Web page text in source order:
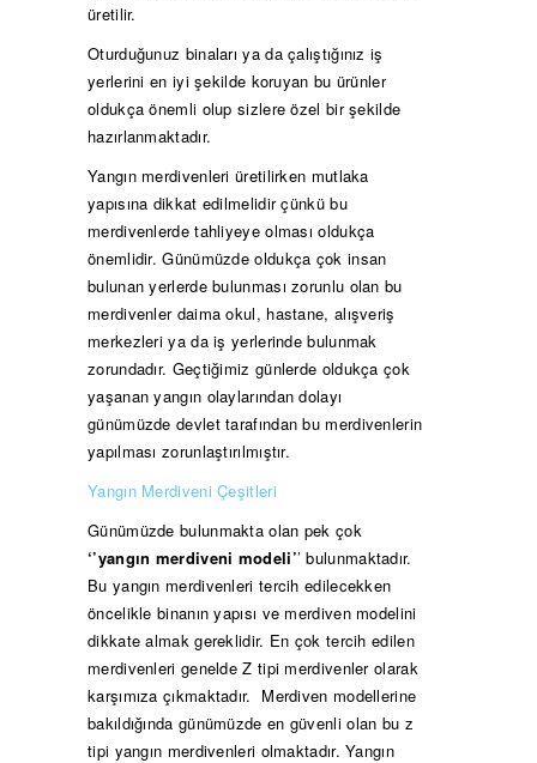
üretilir.
Oturduğunuz binaları ya da çalıştığınız iş
yerlerini en iyi şekilde koruyan bu ürünler
oldukça önemli olup sizlere özel bir şekilde
hazırlanmaktadır.
Yangın merdivenleri üretilirken mutlaka
yapısına dikkat edilmelidir çünkü bu
merdivenlerde tahliyeye olması oldukça
önemlidir. Günümüzde oldukça çok insan
bulunan yerlerde bulunması zorunlu olan bu
merdivenler daima okul, hastane, alışveriş
merkezleri ya da iş yerlerinde bulunmak
zorundadır. Geçtiğimiz günlerde oldukça çok
yaşanan yangın olaylarından dolayı
günümüzde devlet tarafından bu merdivenlerin
yapılması zorunlaştırılmıştır.
Yangın Merdiveni Çeşitleri
Günümüzde bulunmakta olan pek çok
‘’yangın merdiveni modeli’’ bulunmaktadır.
Bu yangın merdivenleri tercih edilecekken
öncelikle binanın yapısı ve merdiven modelini
dikkate almak gereklidir. En çok tercih edilen
merdivenleri genelde Z tipi merdivenler olarak
karşımıza çıkmaktadır. Merdiven modellerine
bakıldığında günümüzde en güvenli olan bu z
tipi yangın merdivenleri olmaktadır. Yangın